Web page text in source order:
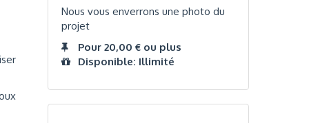
Nous vous enverrons une photo du
projet
Pour 20,00 € ou plus
Disponible: Illimité